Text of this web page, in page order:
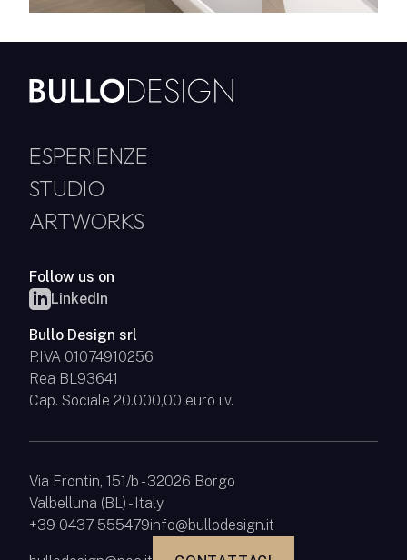
ESPERIENZE
STUDIO
ARTWORKS
Follow us on
LinkedIn
Bullo Design srl
P.IVA 01074910256
Rea BL93641
Cap. Sociale 20.000,00 euro i.v.
Via Frontin, 151/b - 32026 Borgo
Valbelluna (BL) - Italy
+39 0437 555479info@bullodesign.it